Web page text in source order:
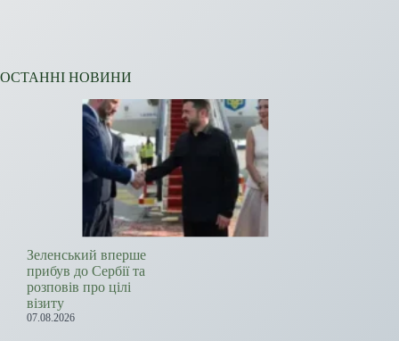
ОСТАННІ НОВИНИ
Зеленський вперше
прибув до Сербії та
розповів про цілі
візиту
07.08.2026